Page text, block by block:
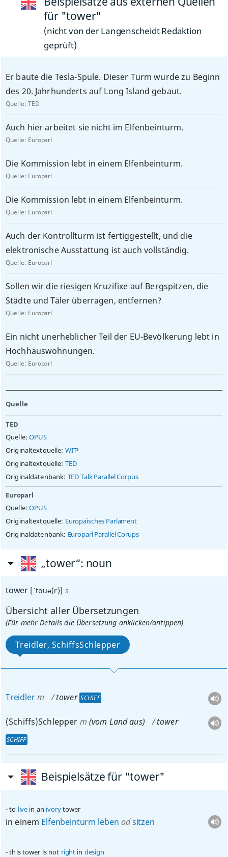
für "tower"
(nicht von der Langenscheidt Redaktion
geprüft)
Er baute die Tesla-Spule. Dieser Turm wurde zu Beginn
des 20. Jahrhunderts auf Long Island gebaut.
Quelle:TED
Auch hier arbeitet sie nicht im Elfenbeinturm.
Quelle: Europarl
Die Kommission lebt in einem Elfenbeinturm.
Quelle: Europarl
Die Kommission lebt in einem Elfenbeinturm.
Quelle: Europarl
Auch der Kontrollturm ist fertiggestellt, und die
elektronische Ausstattung ist auch vollständig.
Quelle: Europarl
Sollen wir die riesigen Kruzifixe auf Bergspitzen, die
Städte und Täler überragen, entfernen?
Quelle: Europarl
Ein nicht unerheblicher Teil der EU-Bevölkerung lebt in
Hochhauswohnungen.
Quelle: Europarl
Quelle
TED
Quelle:OPUS
Originaltextquelle: WIT³
Originaltextquelle: TED
Originaldatenbank: TED Talk Parallel Corpus
Europarl
Quelle:OPUS
Originaltextquelle: Europäisches Parlament
Originaldatenbank: Europarl Parallel Corups
„tower“: noun
tower [ˈtouə(r)] s
Übersicht aller Übersetzungen
(Für mehr Details die Übersetzung anklicken/antippen)
Treidler, SchiffsSchlepper
Treidlerm tower SCHIFF
(Schiffs)Schlepper m (vom Land aus) tower
SCHIFF
Beispielsätze für "tower"
to live in an ivorytower
in einem Elfenbeinturm leben odsitzen
this tower is not right in design